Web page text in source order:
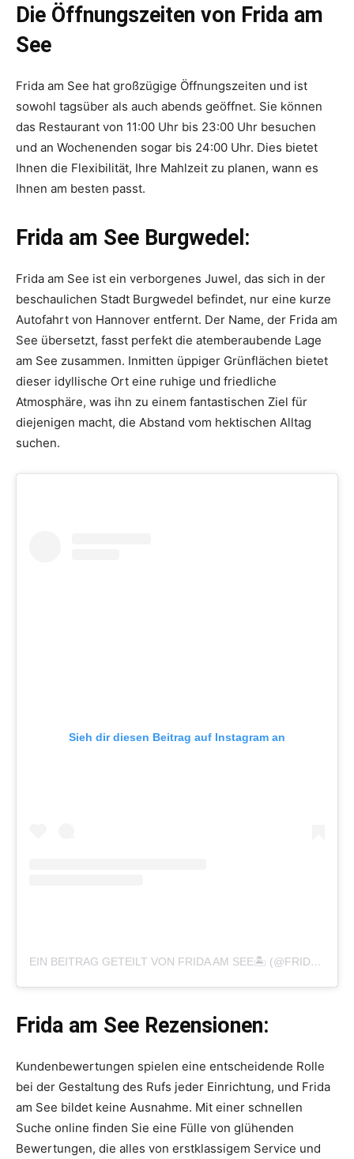
Die Öffnungszeiten von Frida am
See
Frida am See hat großzügige Öffnungszeiten und ist
sowohl tagsüber als auch abends geöffnet. Sie können
das Restaurant von 11:00 Uhr bis 23:00 Uhr besuchen
und an Wochenenden sogar bis 24:00 Uhr. Dies bietet
Ihnen die Flexibilität, Ihre Mahlzeit zu planen, wann es
Ihnen am besten passt.
Frida am See Burgwedel:
Frida am See ist ein verborgenes Juwel, das sich in der
beschaulichen Stadt Burgwedel befindet, nur eine kurze
Autofahrt von Hannover entfernt. Der Name, der Frida am
See übersetzt, fasst perfekt die atemberaubende Lage
am See zusammen. Inmitten üppiger Grünflächen bietet
dieser idyllische Ort eine ruhige und friedliche
Atmosphäre, was ihn zu einem fantastischen Ziel für
diejenigen macht, die Abstand vom hektischen Alltag
suchen.
Sieh dir diesen Beitrag auf Instagram an
EIN BEITRAG GETEILT VON FRIDA AM SEE🏝 (@FRIDA_AM_SEE)
Frida am See Rezensionen:
Kundenbewertungen spielen eine entscheidende Rolle
bei der Gestaltung des Rufs jeder Einrichtung, und Frida
am See bildet keine Ausnahme. Mit einer schnellen
Suche online finden Sie eine Fülle von glühenden
Bewertungen, die alles von erstklassigem Service und